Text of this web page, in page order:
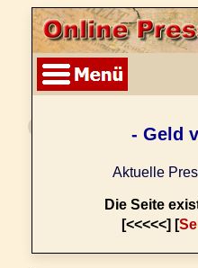
- Geld
Aktuelle
Die Seite
[<<<<<] [